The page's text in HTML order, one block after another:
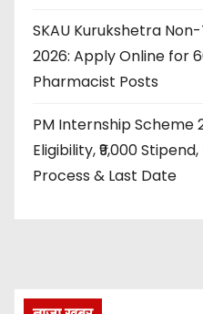
SKAU Kurukshetra
2026: Apply Online for
Pharmacist Posts
PM Internship Scheme
Eligibility, ₹9,000
Process & Last Date